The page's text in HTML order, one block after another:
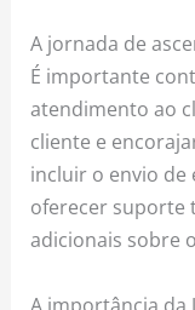
A jornada de
É importante
atendimento ao
cliente e
incluir o envio de
oferecer suporte
adicionais sobre
A importância da